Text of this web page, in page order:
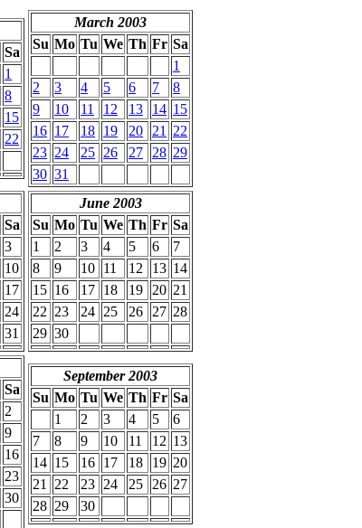
Sa
1
8
15
22
March 2003
Su Mo Tu We Th Fr Sa
1
2
3 4 5 6 7
8
9
10 11 12 13 14 15
16 17 18 19 20 21
22
23 24 25 26 27 28 29
30 31
Sa
3
10
17
24
31
June 2003
Su Mo Tu We Th Fr Sa
1
2 3 4 5 6
7
8
9 10 11 12 13 14
15 16 17 18 19 20 21
22 23 24 25 26 27 28
29 30
Sa
2
9
16
23
30
September 2003
Su Mo Tu We Th Fr Sa
1
2 3 4 5
6
7
8 9 10 11 12 13
14 15 16 17 18 19 20
21
22 23 24 25 26 27
28 29 30